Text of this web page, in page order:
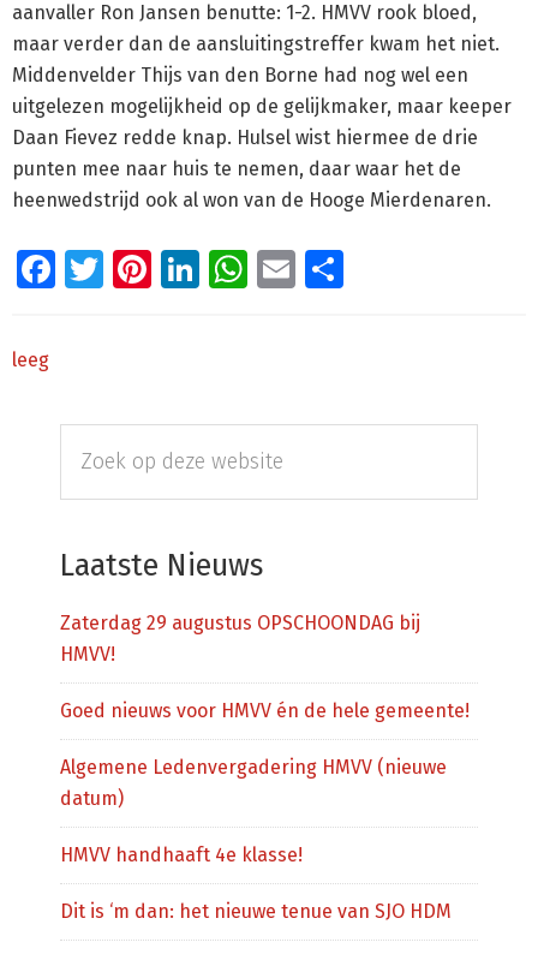
aanvaller Ron Jansen benutte: 1-2. HMVV rook bloed,
maar verder dan de aansluitingstreffer kwam het niet.
Middenvelder Thijs van den Borne had nog wel een
uitgelezen mogelijkheid op de gelijkmaker, maar keeper
Daan Fievez redde knap. Hulsel wist hiermee de drie
punten mee naar huis te nemen, daar waar het de
heenwedstrijd ook al won van de Hooge Mierdenaren.
Facebook
Twitter
Pinterest
LinkedIn
WhatsApp
Email
leeg
Primaire
Sidebar
deze
Laatste Nieuws
Zaterdag 29 augustus OPSCHOONDAG bij
HMVV!
Goed nieuws voor HMVV én de hele gemeente!
Algemene Ledenvergadering HMVV (nieuwe
datum)
HMVV handhaaft 4e klasse!
Dit is ‘m dan: het nieuwe tenue van SJO HDM